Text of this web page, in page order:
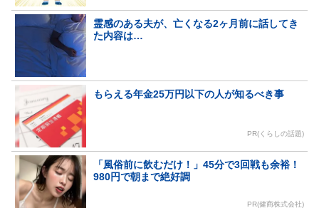
霊感のある夫が、亡くなる2ヶ月前に話してき
た内容は…
もらえる年金25万円以下の人が知るべき事
PR(くらしの話題)
「風俗前に飲むだけ！」45分で3回戦も余裕！
980円で朝まで絶好調
PR(健商株式会社)